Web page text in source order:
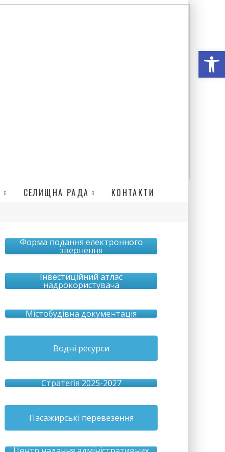
СЕЛИЩНА РАДА КОНТАКТИ
Форма подання електронного
звернення
Інвестиційний атлас
надрокористувача
Містобудівна документація
Водні ресурси
Стратегія 2025-2027
Пасажирські перевезення